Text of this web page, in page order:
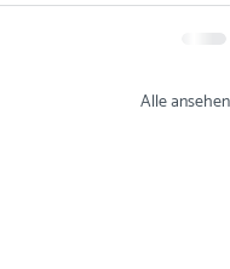
Alle ansehen